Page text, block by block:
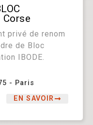
Corse
privé de renom
de Bloc
IBODE.
- Paris
EN SAVOIR